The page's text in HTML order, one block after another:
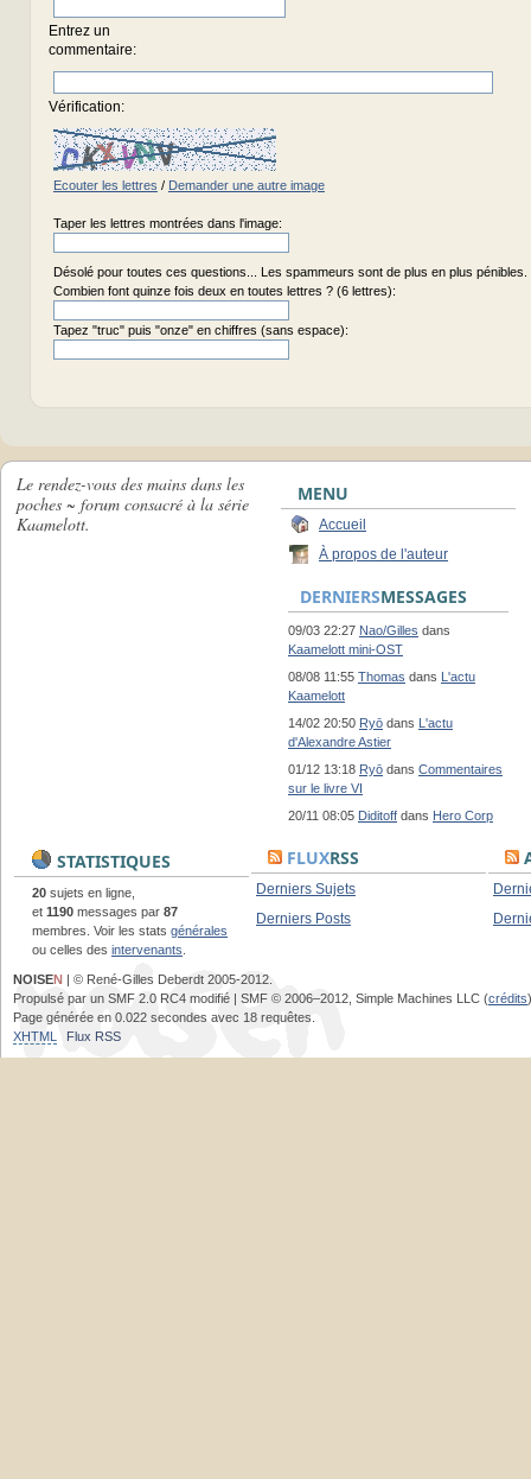
Entrez un
commentaire:
Vérification:
Ecouter les lettres / Demander une autre image
Taper les lettres montrées dans l'image:
Désolé pour toutes ces questions... Les spammeurs sont de plus en plus pénibles.
Combien font quinze fois deux en toutes lettres ? (6 lettres):
Tapez "truc" puis "onze" en chiffres (sans espace):
Le rendez-vous des mains dans les
poches ~ forum consacré à la série
Kaamelott.
MENU
Accueil
À propos de l'auteur
DERNIERSMESSAGES
09/03 22:27 Nao/Gilles dans
Kaamelott mini-OST
08/08 11:55 Thomas dans L'actu
Kaamelott
14/02 20:50 Ryō dans L'actu
d'Alexandre Astier
01/12 13:18 Ryō dans Commentaires
sur le livre VI
20/11 08:05 Diditoff dans Hero Corp
STATISTIQUES
20 sujets en ligne,
et 1190 messages par 87
membres. Voir les stats générales
ou celles des intervenants
FLUXRSS
Derniers Sujets
Derniers Posts
NOISEN | © René-Gilles Deberdt 2005-2012.
Propulsé par un SMF 2.0 RC4 modifié | SMF © 2006–2012, Simple Machines LLC (crédits)
Page générée en 0.022 secondes avec 18 requêtes.
XHTML
Flux RSS